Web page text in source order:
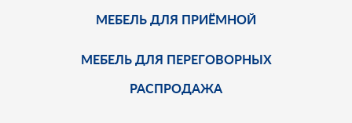
МЕБЕЛЬ ДЛЯ ПРИЁМНОЙ
МЕБЕЛЬ ДЛЯ ПЕРЕГОВОРНЫХ
РАСПРОДАЖА